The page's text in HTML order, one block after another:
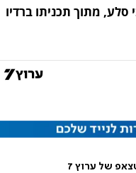
מתוך תכניתו ברדיו
של ערוץ 7